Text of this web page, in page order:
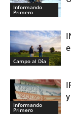
Informando
Primero
Campo al Día
Informando
Primero